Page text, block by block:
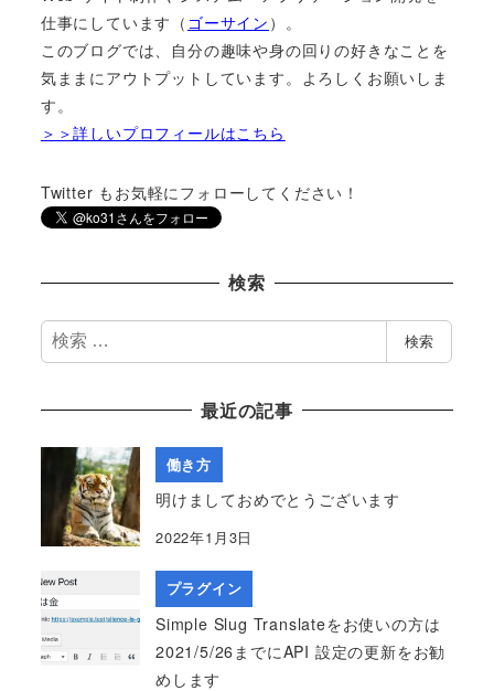
仕事にしています（ ゴーサイン ）。
このブログでは、自分の趣味や身の回りの好きなことを
気ままにアウトプットしています。よろしくお願いしま
す。
＞＞詳しいプロフィールはこちら
Twitter もお気軽にフォローしてください！
検索
検
索
検索
最近の記事
働き方
明けましておめでとうございます
2022年1月3日
プラグイン
Simple Slug Translateをお使いの方は
2021/5/26までにAPI 設定の更新をお勧
めします